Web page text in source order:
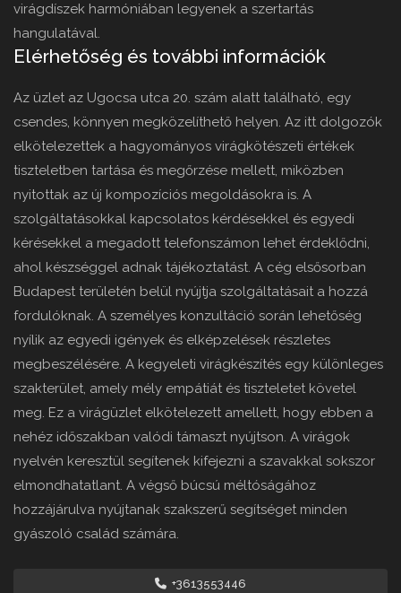
virágdíszek harmóniában legyenek a szertartás
hangulatával.
Elérhetőség és további információk
Az üzlet az Ugocsa utca 20. szám alatt található, egy
csendes, könnyen megközelíthető helyen. Az itt dolgozók
elkötelezettek a hagyományos virágkötészeti értékek
tiszteletben tartása és megőrzése mellett, miközben
nyitottak az új kompozíciós megoldásokra is. A
szolgáltatásokkal kapcsolatos kérdésekkel és egyedi
kérésekkel a megadott telefonszámon lehet érdeklődni,
ahol készséggel adnak tájékoztatást. A cég elsősorban
Budapest területén belül nyújtja szolgáltatásait a hozzá
fordulóknak. A személyes konzultáció során lehetőség
nyílik az egyedi igények és elképzelések részletes
megbeszélésére. A kegyeleti virágkészítés egy különleges
szakterület, amely mély empátiát és tiszteletet követel
meg. Ez a virágüzlet elkötelezett amellett, hogy ebben a
nehéz időszakban valódi támaszt nyújtson. A virágok
nyelvén keresztül segítenek kifejezni a szavakkal sokszor
elmondhatatlant. A végső búcsú méltóságához
hozzájárulva nyújtanak szakszerű segítséget minden
gyászoló család számára.
+3613553446